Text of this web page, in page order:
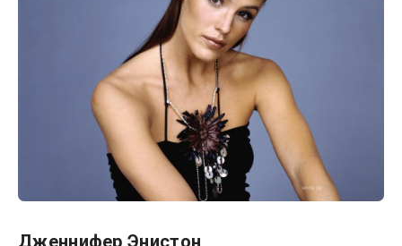
Дженнифер Энистон